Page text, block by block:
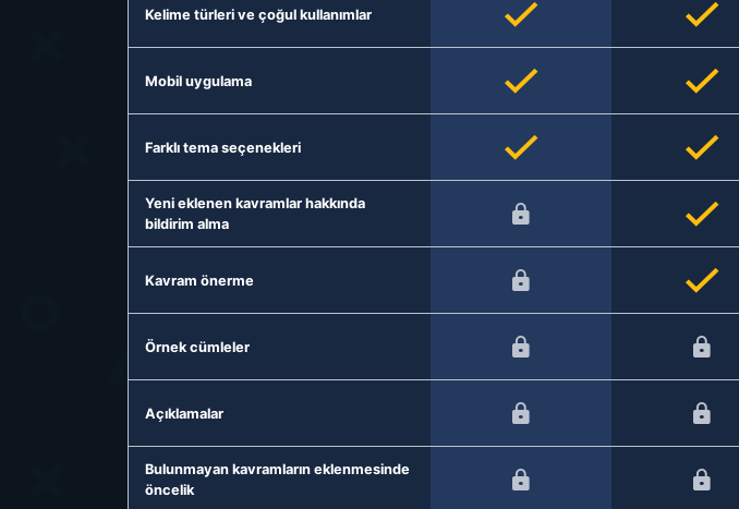
Kelime türleri ve çoğul kullanımlar
Mobil uygulama
Farklı tema seçenekleri
Yeni eklenen kavramlar hakkında
bildirim alma
Kavram önerme
Örnek cümleler
Açıklamalar
Bulunmayan kavramların eklenmesinde
öncelik